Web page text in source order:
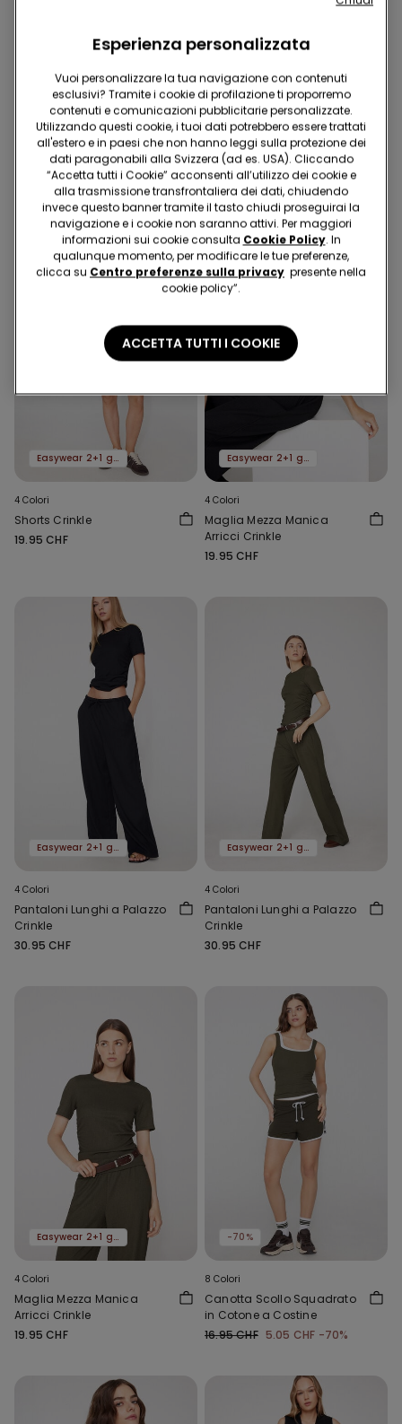
Pantagonna in Tela
19.95 CHF 9.95 CHF-50%
4 Colori
Maglia Mezza Manica
Arricci Crinkle
19.95 CHF
Easywear 2+1 gratis
4 Colori
Shorts Crinkle
19.95 CHF
Easywear 2+1 gratis
4 Colori
Maglia Mezza Manica
Arricci Crinkle
19.95 CHF
Easywear 2+1 gratis
4 Colori
Pantaloni Lunghi a Palazzo
Crinkle
30.95 CHF
Easywear 2+1 gratis
4 Colori
Pantaloni Lunghi a Palazzo
Crinkle
30.95 CHF
Easywear 2+1 gratis
4 Colori
Maglia Mezza Manica
Arricci Crinkle
19.95 CHF
-70%
8 Colori
Canotta Scollo Squadrato
in Cotone a Costine
16.95 CHF 5.05 CHF -70%
Esperienza personalizzata
Vuoi personalizzare la tua navigazione con contenuti
esclusivi? Tramite i cookie di profilazione ti proporremo
contenuti e comunicazioni pubblicitarie personalizzate.
Utilizzando questi cookie, i tuoi dati potrebbero essere trattati
all'estero e in paesi che non hanno leggi sulla protezione dei
dati paragonabili alla Svizzera (ad es. USA). Cliccando
“Accetta tutti i Cookie” acconsenti all’utilizzo dei cookie e
alla trasmissione transfrontaliera dei dati, chiudendo
invece questo banner tramite il tasto chiudi proseguirai la
navigazione e i cookie non saranno attivi. Per maggiori
informazioni sui cookie consulta Cookie Policy. In
qualunque momento, per modificare le tue preferenze,
clicca su Centro preferenze sulla privacy presente nella
cookie policy”.
ACCETTA TUTTI I COOKIE